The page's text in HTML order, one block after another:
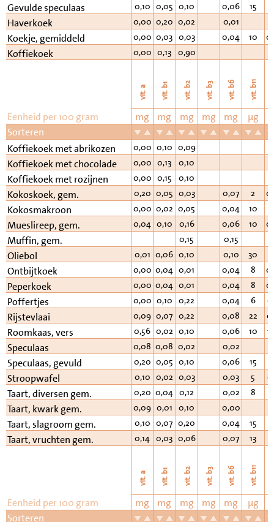
Gevulde speculaas 0,10 0,05 0,10 0,06 15
Haverkoek 0,00 0,20 0,02 0,01
Koekje, gemiddeld 0,00 0,03 0,03 0,04 10
Koffiekoek 0,00 0,13 0,90
vit. a vit. b1 vit. b2 vit. b3 vit. b6 vit. b11
Eenheid per 100 gram mg mg mg mg mg µg
Sorteren
Koffiekoek met abrikozen
0,00 0,10 0,09
Koffiekoek met chocolade 0,00 0,13 0,10
Koffiekoek met rozijnen 0,00 0,15 0,10
Kokoskoek, gem. 0,20 0,05 0,03 0,07 2
Kokosmakroon 0,00 0,02 0,05 0,04 10
Mueslireep, gem. 0,04 0,10 0,16 0,06 10
Muffin, gem. 0,15 0,15
Oliebol 0,01 0,06 0,10 0,10 30
Ontbijtkoek 0,00 0,04 0,01 0,04 8
Peperkoek 0,00 0,04 0,01 0,04 8
Poffertjes 0,00 0,10 0,22 0,04 6
Rijstevlaai 0,09 0,07 0,22 0,08 22
Roomkaas, vers 0,56 0,02 0,10 0,06 10
Speculaas 0,08 0,08 0,02 0,02
Speculaas, gevuld 0,20 0,05 0,10 0,06 15
Stroopwafel 0,10 0,02 0,03 0,03 5
Taart, diversen gem. 0,20 0,04 0,12 0,02 8
Taart, kwark gem. 0,09 0,01 0,10 0,00
Taart, slagroom gem. 0,10 0,07 0,20 0,04 15
Taart, vruchten gem. 0,14 0,03 0,06 0,07 13
vit. a vit. b1 vit. b2 vit. b3 vit. b6 vit. b11
Eenheid per 100 gram mg mg mg mg mg µg
Sorteren